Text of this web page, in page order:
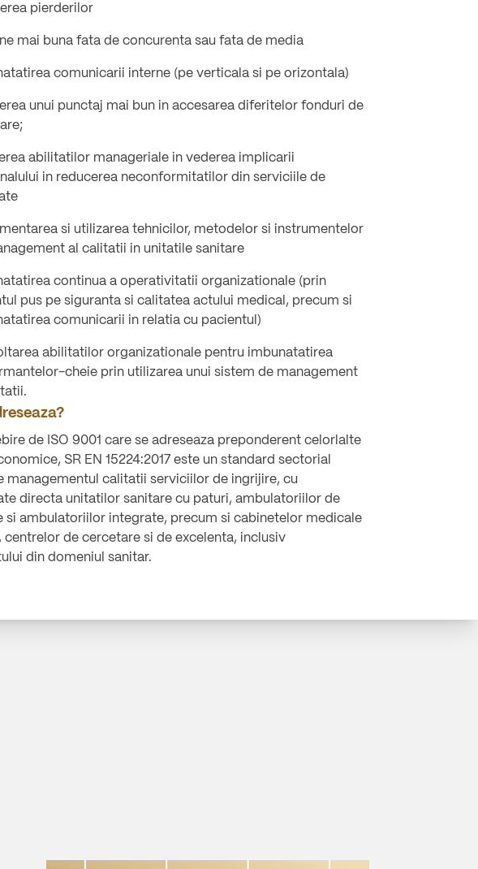
pierderilor
mai buna fata de concurenta sau fata de media
comunicarii interne (pe verticala si pe orizontala)
unui punctaj mai bun in accesarea diferitelor fonduri de
abilitatilor manageriale in vederea implicarii
in reducerea neconformitatilor din serviciile de
si utilizarea tehnicilor, metodelor si instrumentelor
al calitatii in unitatile sanitare
continua a operativitatii organizationale (prin
pus pe siguranta si calitatea actului medical, precum si
comunicarii in relatia cu pacientul)
abilitatilor organizationale pentru imbunatatirea
cheie prin utilizarea unui sistem de management
de ISO 9001 care se adreseaza preponderent celorlalte
SR EN 15224:2017 este un standard sectorial
managementul calitatii serviciilor de ingrijire, cu
directa unitatilor sanitare cu paturi, ambulatoriilor de
si ambulatoriilor integrate, precum si cabinetelor medicale
centrelor de cercetare si de excelenta, inclusiv
din domeniul sanitar.